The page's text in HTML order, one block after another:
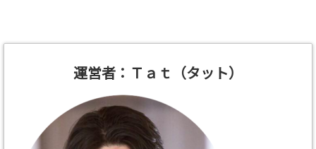
運営者：Ｔａｔ（タット）